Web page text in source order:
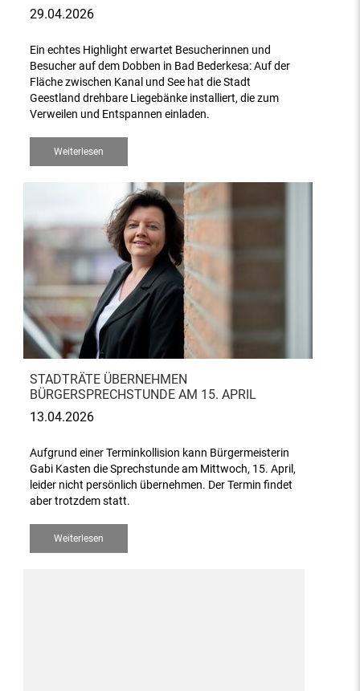
29.04.2026
Ein echtes Highlight erwartet Besucherinnen und
Besucher auf dem Dobben in Bad Bederkesa: Auf der
Fläche zwischen Kanal und See hat die Stadt
Geestland drehbare Liegebänke installiert, die zum
Verweilen und Entspannen einladen.
Weiterlesen
STADTRÄTE ÜBERNEHMEN
BÜRGERSPRECHSTUNDE AM 15. APRIL
13.04.2026
Aufgrund einer Terminkollision kann Bürgermeisterin
Gabi Kasten die Sprechstunde am Mittwoch, 15. April,
leider nicht persönlich übernehmen. Der Termin findet
aber trotzdem statt.
Weiterlesen